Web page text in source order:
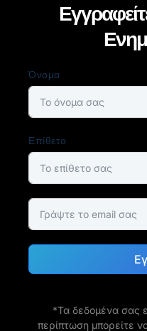
Όνομα
Επίθετο
*Τα δεδομένα σας
περίπτωση μπορείτε